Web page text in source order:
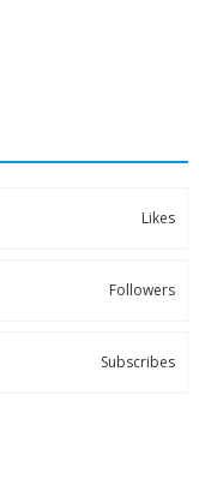
Likes
Followers
Subscribes